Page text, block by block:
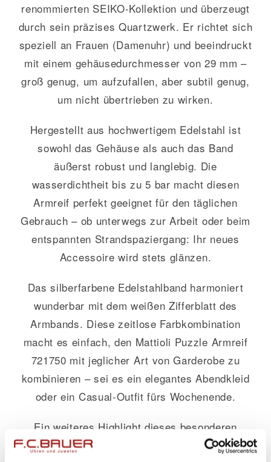
renommierten SEIKO-Kollektion und überzeugt
durch sein präzises Quartzwerk. Er richtet sich
speziell an Frauen (Damenuhr) und beeindruckt
mit einem gehäusedurchmesser von 29 mm –
groß genug, um aufzufallen, aber subtil genug,
um nicht übertrieben zu wirken.
Hergestellt aus hochwertigem Edelstahl ist
sowohl das Gehäuse als auch das Band
äußerst robust und langlebig. Die
wasserdichtheit bis zu 5 bar macht diesen
Armreif perfekt geeignet für den täglichen
Gebrauch – ob unterwegs zur Arbeit oder beim
entspannten Strandspaziergang: Ihr neues
Accessoire wird stets glänzen.
Das silberfarbene Edelstahlband harmoniert
wunderbar mit dem weißen Zifferblatt des
Armbands. Diese zeitlose Farbkombination
macht es einfach, den Mattioli Puzzle Armreif
721750 mit jeglicher Art von Garderobe zu
kombinieren – sei es ein elegantes Abendkleid
oder ein Casual-Outfit fürs Wochenende.
Ein weiteres Highlight dieses besonderen
Schmucks sind seine praktischen Vorteile: